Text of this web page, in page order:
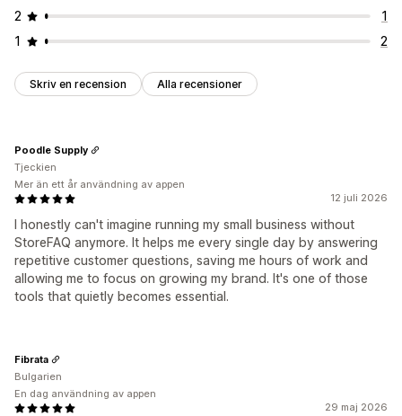
2
1
1
2
Skriv en recension Alla recensioner
12 juli 2026
I honestly can't imagine running my small business without
StoreFAQ anymore. It helps me every single day by answering
repetitive customer questions, saving me hours of work and
allowing me to focus on growing my brand. It's one of those
tools that quietly becomes essential.
Poodle Supply
Tjeckien
Mer än ett år användning av appen
29 maj 2026
Fibrata
Bulgarien
En dag användning av appen